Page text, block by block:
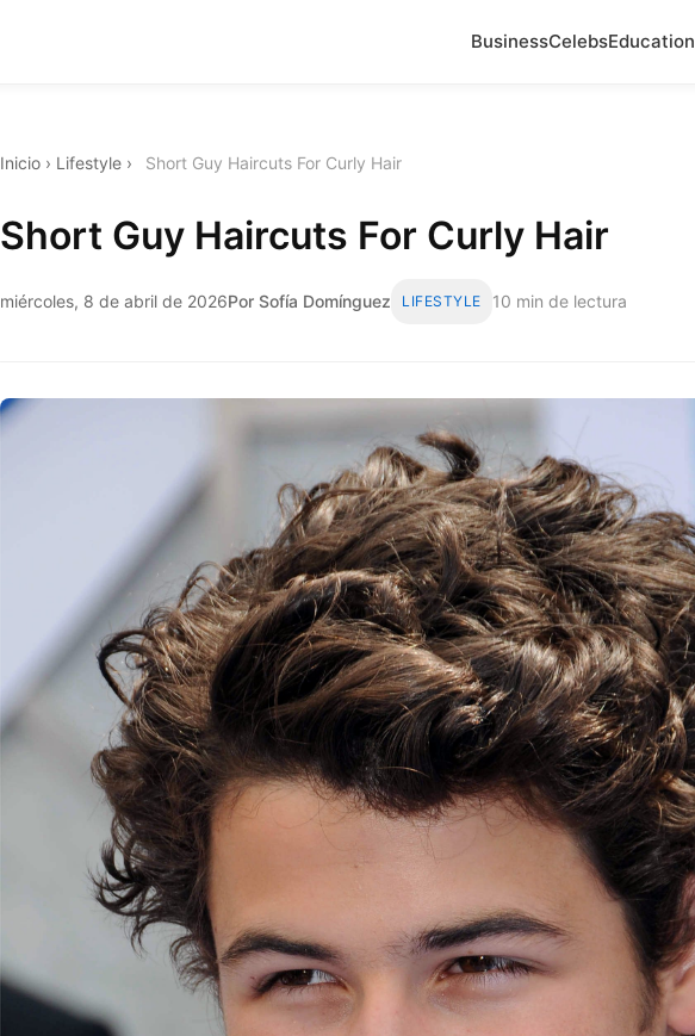
BusinessCelebsEducation
Inicio › Lifestyle › Short Guy Haircuts For Curly Hair
Short Guy Haircuts For Curly Hair
miércoles, 8 de abril de 2026Por Sofía Domínguez LIFESTYLE 10 min de lectura